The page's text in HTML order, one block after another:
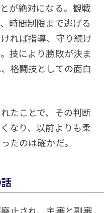
が絶対になる。観戦
時間制限まで逃げる
れば指導、守り続け
技により勝敗が決ま
格闘技としての面白
たことで、その判断
なり、以前よりも柔
たのは確かだ。